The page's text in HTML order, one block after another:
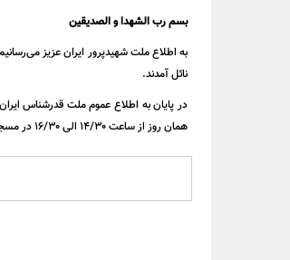
بسمرب الشهدا والصدیقین
به اطلاع ملت شهیدپرور ایران عزیز
نائل آمدند.
همان روز از ساعت ۱۴/۳۰ الی ۱۶/۳۰ در مسجد